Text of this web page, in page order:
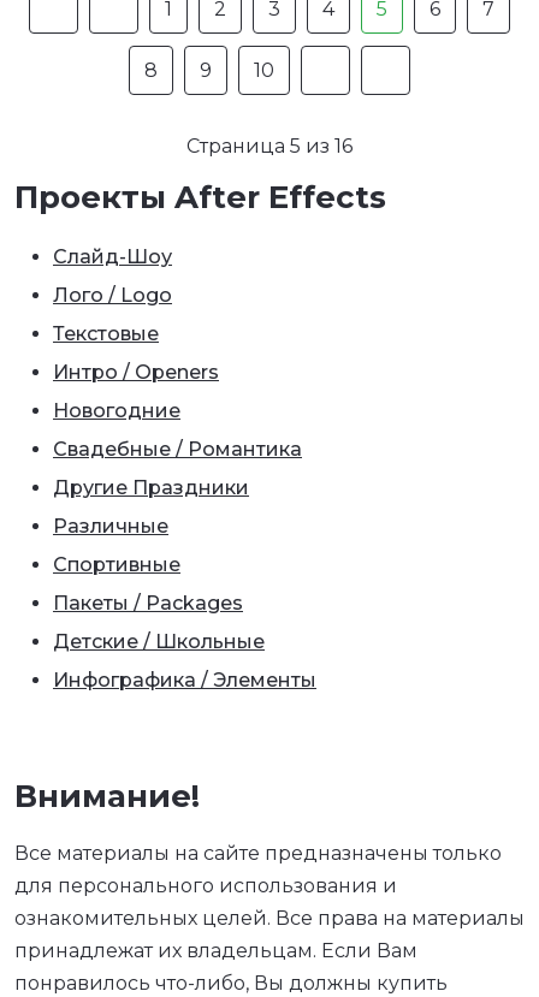
1 2 3 4 5 6 7
8 9 10
Страница 5 из 16
Проекты After Effects
Слайд-Шоу
Лого / Logo
Текстовые
Интро / Openers
Новогодние
Свадебные / Романтика
Другие Праздники
Различные
Спортивные
Пакеты / Packages
Детские / Школьные
Инфографика / Элементы
Внимание!
Все материалы на сайте предназначены только
для персонального использования и
ознакомительных целей. Все права на материалы
принадлежат их владельцам. Если Вам
понравилось что-либо, Вы должны купить